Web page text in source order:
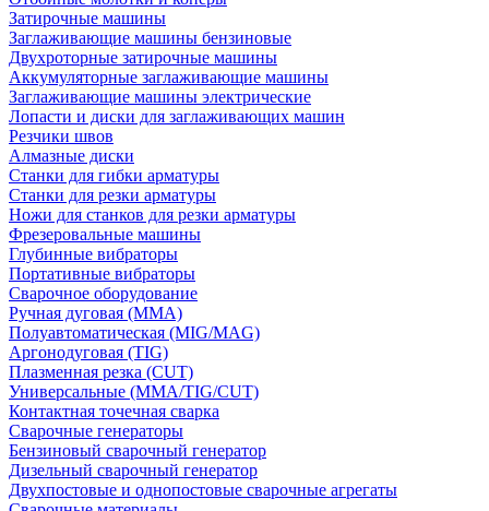
Затирочные машины
Заглаживающие машины бензиновые
Двухроторные затирочные машины
Аккумуляторные заглаживающие машины
Заглаживающие машины электрические
Лопасти и диски для заглаживающих машин
Резчики швов
Алмазные диски
Станки для гибки арматуры
Станки для резки арматуры
Ножи для станков для резки арматуры
Фрезеровальные машины
Глубинные вибраторы
Портативные вибраторы
Сварочное оборудование
Ручная дуговая (MMA)
Полуавтоматическая (MIG/MAG)
Аргонодуговая (TIG)
Плазменная резка (CUT)
Универсальные (MMA/TIG/CUT)
Контактная точечная сварка
Сварочные генераторы
Бензиновый сварочный генератор
Дизельный сварочный генератор
Двухпостовые и однопостовые сварочные агрегаты